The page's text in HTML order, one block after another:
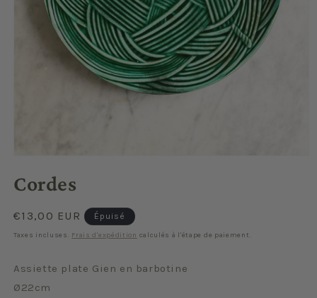
média
1
une
fenêtre
modale
Cordes
Prix
habituel
€13,00 EUR Épuisé
Taxes incluses. Frais d'expédition calculés à l'étape de paiement.
Assiette plate Gien en barbotine
Ø22cm